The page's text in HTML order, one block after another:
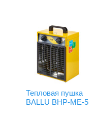
Тепловая пушка
BALLU BHP-ME-5